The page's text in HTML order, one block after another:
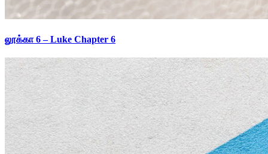
லூக்கா 6 – Luke Chapter 6